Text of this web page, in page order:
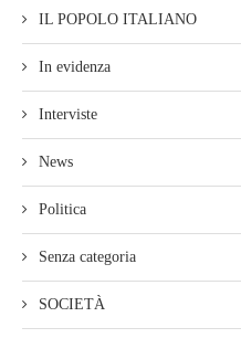
IL POPOLO ITALIANO
In evidenza
Interviste
News
Politica
Senza categoria
SOCIETÀ